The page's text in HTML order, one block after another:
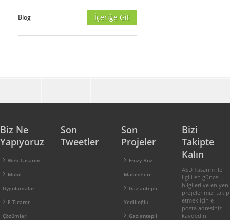
Blog İçeriğe Git
Biz Ne
Yapıyoruz
Web Tasarım
Mobil
Uygulamalar
E-Ticaret
Çözümleri
Son
Tweetler
Son
Projeler
Frozy Buz
Makineleri
Gaziantepli
Yedilioğlu
Gaziantepli
Bizi
Takipte
Kalın
ASD Tasarım ile
ilgili en güncel
bilgileri ve en yeni
projelerimizi takip
etmek için e-
posta adresiniz
kaydedin.